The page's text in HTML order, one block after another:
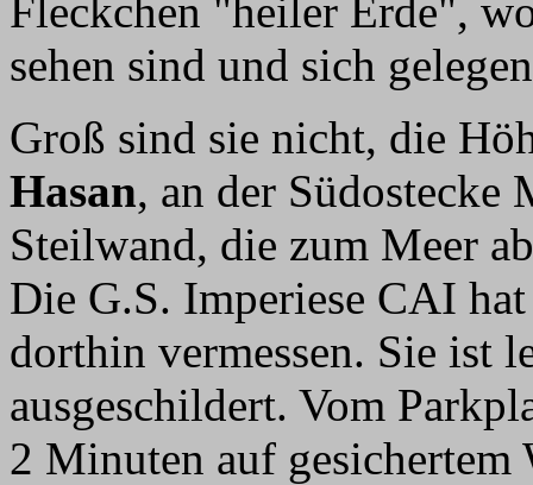
Fleckchen "heiler Erde",
sehen sind und sich
Groß sind sie nicht, die
Hasan, an der Südostecke
Steilwand, die zum Meer
Die G.S. Imperiese CAI
dorthin vermessen. Sie ist
ausgeschildert. Vom
2 Minuten auf